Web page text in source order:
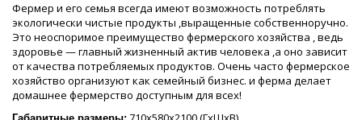
Фермер и его семья всегда имеют возможность потреблять
экологически чистые продукты ,выращенные собственноручно.
Это неоспоримое преимущество фермерского хозяйства , ведь
здоровье — главный жизненный актив человека ,а оно зависит
от качества потребляемых продуктов. Очень часто фермерское
хозяйство организуют как семейный бизнес. и ферма делает
домашнее фермерство доступным для всех!